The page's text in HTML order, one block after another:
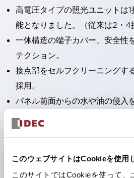
このウェブサイトはCookieを使用
このサイトではCookieを使って、
高電圧タイプの照光ユニットは
能となりました。（従来は2・4
一体構造の端子カバー、安全性
テクション。
接点部をセルフクリーニングす
採用。
パネル前面からの水や油の侵入
護構造：IP65。（ただし2点押
IP40）
の機能を1つのスイッチで可能に